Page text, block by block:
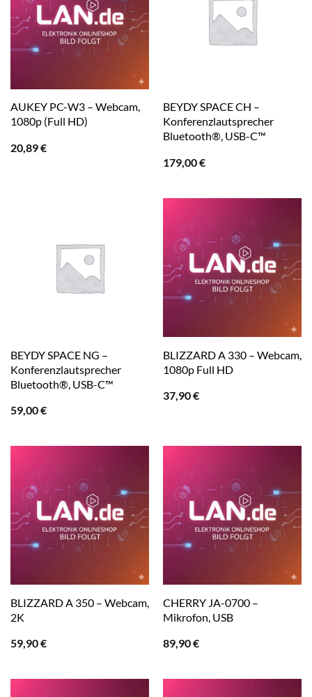
AUKEY PC-W3 – Webcam,
1080p (Full HD)
20,89€
BEYDY SPACE CH –
Konferenzlautsprecher
Bluetooth®, USB-C™
179,00€
BEYDY SPACE NG –
Konferenzlautsprecher
Bluetooth®, USB-C™
59,00€
BLIZZARD A 330 – Webcam,
1080p Full HD
37,90€
BLIZZARD A 350 – Webcam,
2K
59,90€
CHERRY JA-0700 –
Mikrofon, USB
89,90€